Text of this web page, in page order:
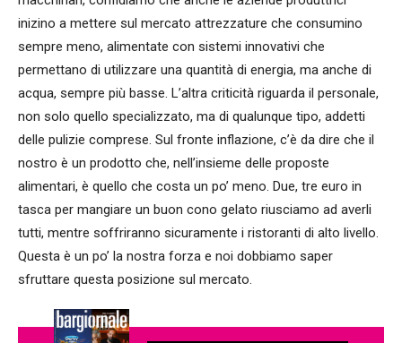
inizino a mettere sul mercato attrezzature che consumino
sempre meno, alimentate con sistemi innovativi che
permettano di utilizzare una quantità di energia, ma anche di
acqua, sempre più basse. L’altra criticità riguarda il personale,
non solo quello specializzato, ma di qualunque tipo, addetti
delle pulizie comprese. Sul fronte inflazione, c’è da dire che il
nostro è un prodotto che, nell’insieme delle proposte
alimentari, è quello che costa un po’ meno. Due, tre euro in
tasca per mangiare un buon cono gelato riusciamo ad averli
tutti, mentre soffriranno sicuramente i ristoranti di alto livello.
Questa è un po’ la nostra forza e noi dobbiamo saper
sfruttare questa posizione sul mercato.